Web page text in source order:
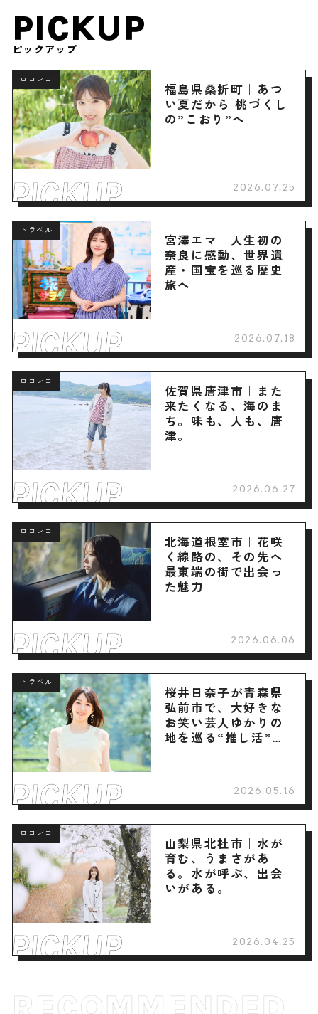
PICKUP
ピックアップ
ロコレコ
福島県桑折町｜あつ
い夏だから 桃づくし
の”こおり”へ
2026.07.25
トラベル
宮澤エマ 人生初の
奈良に感動、世界遺
産・国宝を巡る歴史
旅へ
2026.07.18
ロコレコ
佐賀県唐津市｜また
来たくなる、海のま
ち。味も、人も、唐
津。
2026.06.27
ロコレコ
北海道根室市｜花咲
く線路の、その先へ
最東端の街で出会っ
た魅力
2026.06.06
トラベル
桜井日奈子が青森県
弘前市で、大好きな
お笑い芸人ゆかりの
地を巡る“推し活”旅
2026.05.16
ロコレコ
山梨県北杜市｜水が
育む、うまさがあ
る。水が呼ぶ、出会
いがある。
2026.04.25